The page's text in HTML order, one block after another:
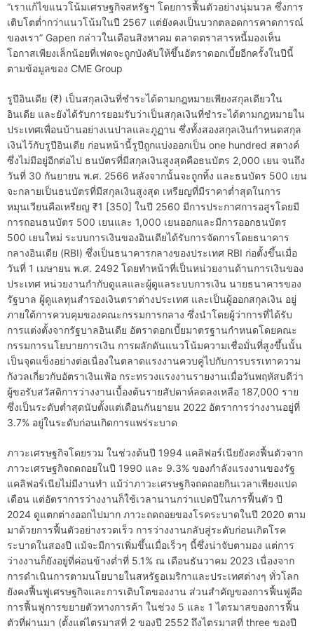
“เราแก้ไขแนวโน้มเศรษฐกิจสหรัฐฯ โดยการฟื้นตัวอย่างนุ่มนวล ซึ่งการ
เติบโตต่ำกว่าแนวโน้มในปี 2567 แต่ยังคงเป็นบวกตลอดการคาดการณ์
ของเรา” Gapen กล่าวในเดือนสิงหาคม ตลาดตราสารหนี้มองเห็น
โอกาสเพียงเล็กน้อยที่เฟดจะถูกบังคับให้ขึ้นอัตราดอกเบี้ยอีกครั้งในปีนี้
ตามข้อมูลของ CME Group
รูปีอินเดีย (₹) เป็นสกุลเงินที่ชำระได้ตามกฎหมายเพียงสกุลเดียวใน
อินเดีย และยังได้รับการยอมรับว่าเป็นสกุลเงินที่ชำระได้ตามกฎหมายใน
ประเทศเพื่อนบ้านอย่างเนปาลและภูฏาน ซึ่งทั้งสองสกุลเงินกำหนดสกุล
เงินไว้กับรูปีอินเดีย ก่อนหน้านี้รูปีถูกแบ่งออกเป็น one hundred สตางค์
ซึ่งไม่มีอยู่อีกต่อไป ธนบัตรที่มีสกุลเงินสูงสุดคือธนบัตร 2,000 เยน จนถึง
วันที่ 30 กันยายน พ.ศ. 2566 หลังจากนั้นจะถูกทิ้ง และธนบัตร 500 เยน
จะกลายเป็นธนบัตรที่มีสกุลเงินสูงสุด เหรียญที่มีราคาต่ำสุดในการ
หมุนเวียนคือเหรียญ ₹1 [350] ในปี 2560 มีการประกาศการอสูรโดยมี
การถอนธนบัตร 500 เยนและ 1,000 เยนออกและมีการออกธนบัตร
500 เยนใหม่ ระบบการเงินของอินเดียได้รับการจัดการโดยธนาคาร
กลางอินเดีย (RBI) ซึ่งเป็นธนาคารกลางของประเทศ RBI ก่อตั้งขึ้นเมื่อ
วันที่ 1 เมษายน พ.ศ. 2492 โดยทำหน้าที่เป็นหน่วยงานด้านการเงินของ
ประเทศ หน่วยงานกำกับดูแลและผู้ดูแลระบบการเงิน นายธนาคารของ
รัฐบาล ผู้ดูแลทุนสำรองเงินตราต่างประเทศ และเป็นผู้ออกสกุลเงิน อยู่
ภายใต้การควบคุมของคณะกรรมการกลาง ซึ่งนำโดยผู้ว่าการที่ได้รับ
การแต่งตั้งจากรัฐบาลอินเดีย อัตราดอกเบี้ยมาตรฐานกำหนดโดยคณะ
กรรมการนโยบายการเงิน การผลักดันแนวโน้มความเชื่อมั่นที่สูงขึ้นนั้น
เป็นจุดแข็งอย่างต่อเนื่องในตลาดแรงงานควบคู่ไปกับการบรรเทาความ
กังวลเกี่ยวกับอัตราเงินเฟ้อ กระทรวงแรงงานรายงานเมื่อวันพฤหัสบดีว่า
ผู้ขอรับสวัสดิการว่างงานเบื้องต้นรายสัปดาห์ลดลงเหลือ 187,000 ราย
ซึ่งเป็นระดับต่ำสุดนับตั้งแต่เดือนกันยายน 2022 อัตราการว่างงานอยู่ที่
3.7% อยู่ในระดับก่อนเกิดการแพร่ระบาด
ภาวะเศรษฐกิจโดยรวม ในช่วงต้นปี 1994 แคลิฟอร์เนียยังคงฟื้นตัวจาก
ภาวะเศรษฐกิจถดถอยในปี 1990 และ 9.3% ของกำลังแรงงานของรัฐ
แคลิฟอร์เนียไม่มีงานทำ แม้ว่าภาวะเศรษฐกิจถดถอยกินเวลาเพียงแปด
เดือน แต่อัตราการว่างงานก็ใช้เวลานานกว่าแปดปีในการฟื้นตัว ปี
2024 ดูแตกต่างออกไปมาก ภาวะถดถอยของโรคระบาดในปี 2020 ตาม
มาด้วยการฟื้นตัวอย่างรวดเร็ว การว่างงานกลับสู่ระดับก่อนเกิดโรค
ระบาดในสองปี แม้จะมีการเพิ่มขึ้นเมื่อเร็วๆ นี้ซึ่งน่าจับตามอง แต่การ
ว่างงานก็ยังอยู่ที่ค่อนข้างต่ำที่ 5.1% ณ เดือนธันวาคม 2023 เนื่องจาก
การดำเนินการตามนโยบายในสหรัฐอเมริกาและประเทศต่างๆ ทั่วโลก
ยังคงฟื้นฟูเศรษฐกิจและการเติบโตของงาน ส่วนสำคัญของการฟื้นฟูคือ
การฟื้นฟูการขยายตัวทางการค้า ในช่วง 5 และ 1 ไตรมาสของการฟื้น
ตัวที่ผ่านมา (ตั้งแต่ไตรมาสที่ 2 ของปี 2552 ถึงไตรมาสที่ three ของปี